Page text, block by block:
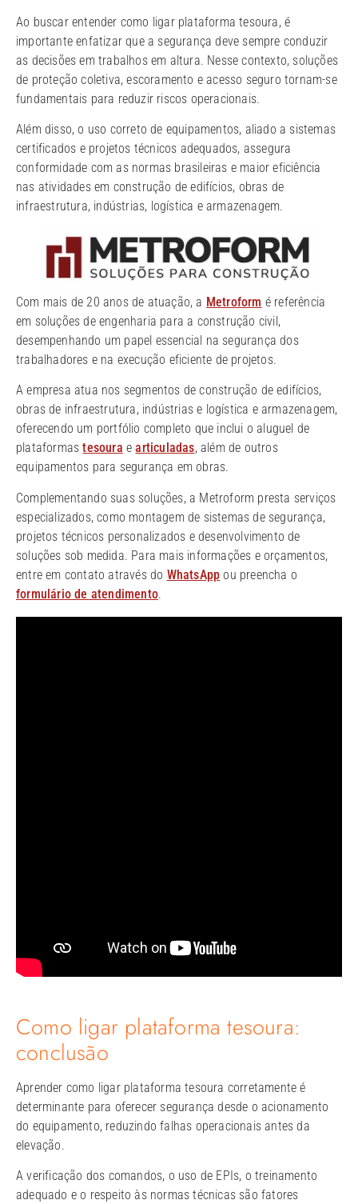
Ao buscar entender como ligar plataforma tesoura, é
importante enfatizar que a segurança deve sempre conduzir
as decisões em trabalhos em altura. Nesse contexto, soluções
de proteção coletiva, escoramento e acesso seguro tornam-se
fundamentais para reduzir riscos operacionais.
Além disso, o uso correto de equipamentos, aliado a sistemas
certificados e projetos técnicos adequados, assegura
conformidade com as normas brasileiras e maior eficiência
nas atividades em construção de edifícios, obras de
infraestrutura, indústrias, logística e armazenagem.
Com mais de 20 anos de atuação, a Metroform é referência
em soluções de engenharia para a construção civil,
desempenhando um papel essencial na segurança dos
trabalhadores e na execução eficiente de projetos.
A empresa atua nos segmentos de construção de edifícios,
obras de infraestrutura, indústrias e logística e armazenagem,
oferecendo um portfólio completo que inclui o aluguel de
plataformastesoura earticuladas, além de outros
equipamentos para segurança em obras.
Complementando suas soluções, a Metroform presta serviços
especializados, como montagem de sistemas de segurança,
projetos técnicos personalizados e desenvolvimento de
soluções sob medida. Para mais informações e orçamentos,
entre em contato através do WhatsApp ou preencha o
formulário de atendimento.
Como ligar plataforma tesoura:
conclusão
Aprender como ligar plataforma tesoura corretamente é
determinante para oferecer segurança desde o acionamento
do equipamento, reduzindo falhas operacionais antes da
elevação.
A verificação dos comandos, o uso de EPIs, o treinamento
adequado e o respeito às normas técnicas são fatores